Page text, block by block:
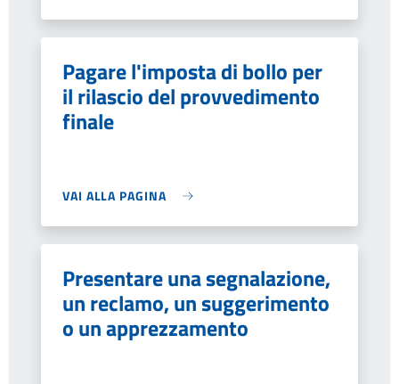
Pagare l'imposta di bollo per
il rilascio del provvedimento
finale
VAI ALLA PAGINA
Presentare una segnalazione,
un reclamo, un suggerimento
o un apprezzamento